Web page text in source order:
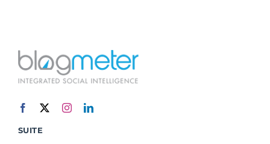
SUITE